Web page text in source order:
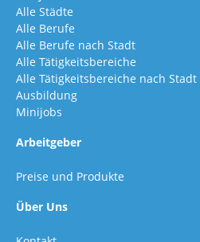
Alle Städte
Alle Berufe
Alle Berufe nach Stadt
Alle Tätigkeitsbereiche
Alle Tätigkeitsbereiche nach Stadt
Ausbildung
Minijobs
Arbeitgeber
Preise und Produkte
Über Uns